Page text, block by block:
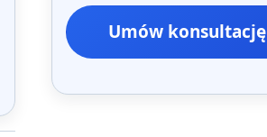
Umów konsultację